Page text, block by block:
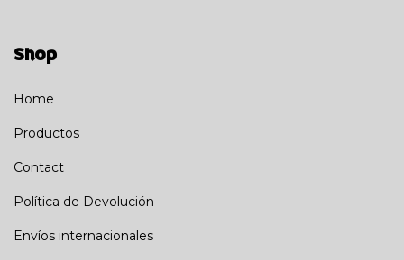
Shop
Home
Productos
Contact
Política de Devolución
Envíos internacionales